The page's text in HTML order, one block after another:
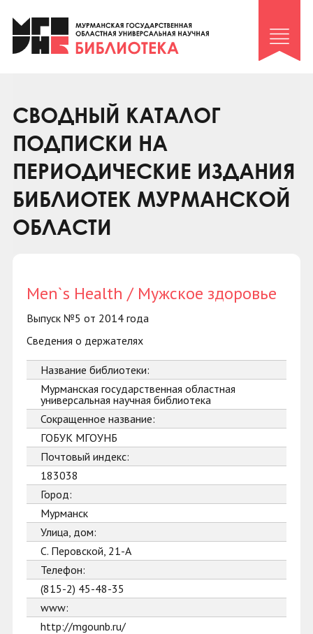
Клуб «Гиря и сельдерей»
Клуб «Семейный архив»
Коллегам
Контакты
СВОДНЫЙ КАТАЛОГ
ПОДПИСКИ НА
ПЕРИОДИЧЕСКИЕ ИЗДАНИЯ
БИБЛИОТЕК МУРМАНСКОЙ
ОБЛАСТИ
Men`s Health / Мужское здоровье
Выпуск №5 от 2014 года
Сведения о держателях
Название библиотеки:
Мурманская государственная областная
универсальная научная библиотека
Сокращенное название:
ГОБУК МГОУНБ
Почтовый индекс:
183038
Город:
Мурманск
Улица, дом:
С. Перовской, 21-А
Телефон:
(815-2) 45-48-35
www:
http://mgounb.ru/